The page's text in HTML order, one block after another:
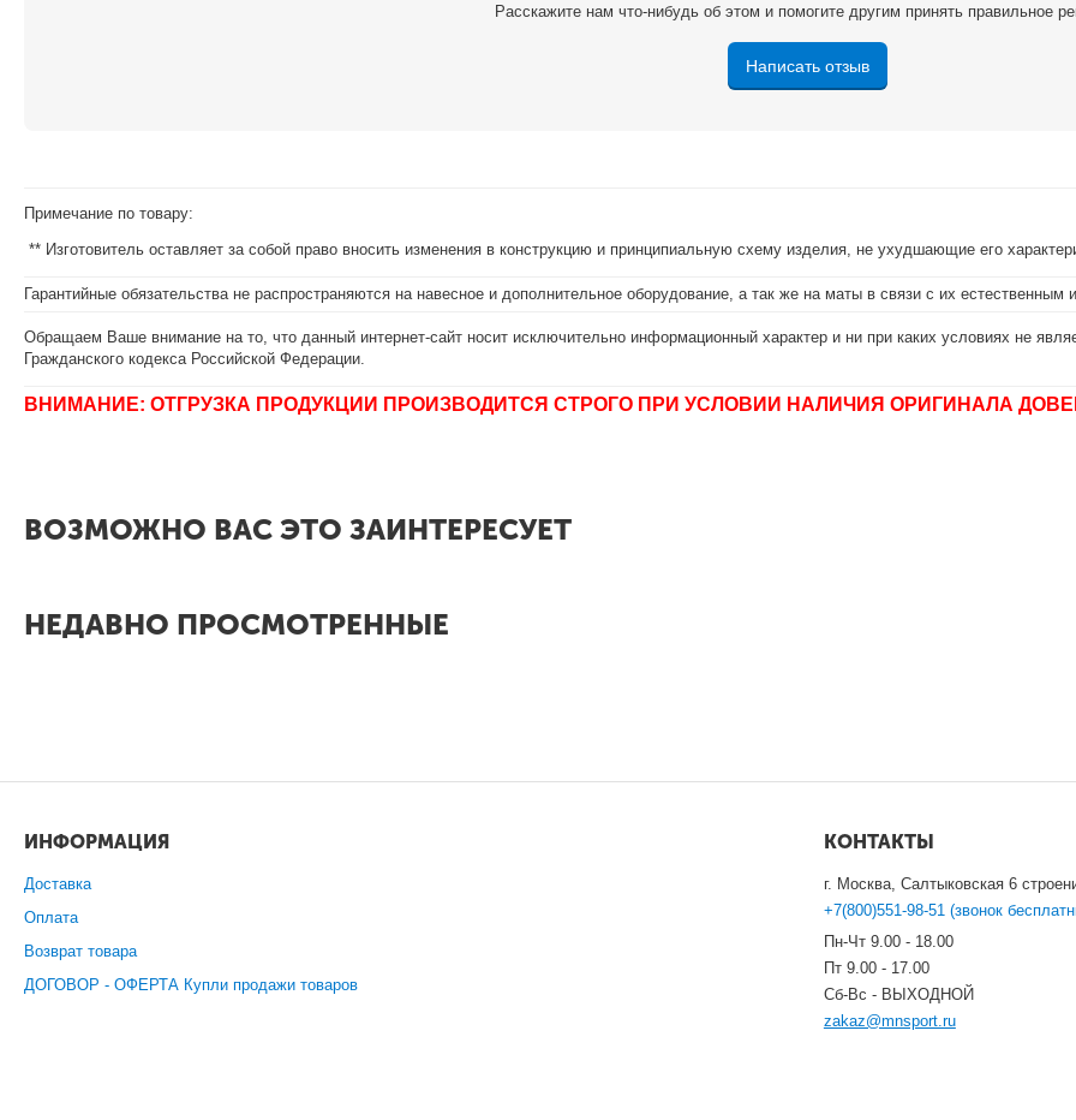
Расскажите нам что-нибудь об этом и помогите другим принять правильное
Написать отзыв
Примечание по товару:
** Изготовитель оставляет за собой право вносить изменения в конструкцию и принципиальную схему изделия, не ухудшающие его
Гарантийные обязательства не распространяются на навесное и дополнительное оборудование, а так же на маты в связи с их естественным
Обращаем Ваше внимание на то, что данный интернет-сайт носит исключительно информационный характер и ни при каких условиях не
Гражданского кодекса Российской Федерации.
ВНИМАНИЕ: ОТГРУЗКА ПРОДУКЦИИ ПРОИЗВОДИТСЯ СТРОГО ПРИ УСЛОВИИ НАЛИЧИЯ ОРИГИНАЛА
ВОЗМОЖНО ВАС ЭТО ЗАИНТЕРЕСУЕТ
НЕДАВНО ПРОСМОТРЕННЫЕ
ИНФОРМАЦИЯ
Доставка
Оплата
Возврат товара
ДОГОВОР - ОФЕРТА Купли продажи товаров
КОНТАКТЫ
г. Москва, Салтыковская 6
+7(800)551-98-51 (звонок
Пн-Чт 9.00 - 18.00
Пт 9.00 - 17.00
Сб-Вс - ВЫХОДНОЙ
zakaz@mnsport.ru